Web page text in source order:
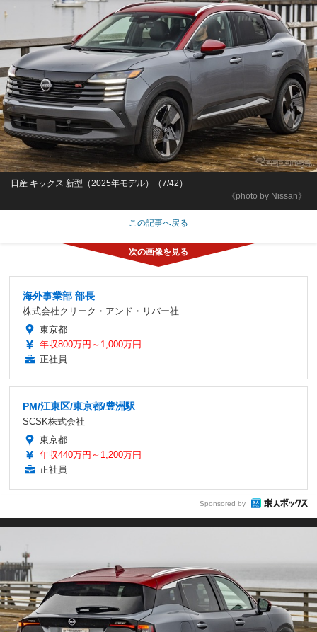
《photo by Nissan》
日産 キックス 新型（2025年モデル）（7/42）
この記事へ戻る
海外事業部 部長
株式会社クリーク・アンド・リバー社
東京都
年収800万円～1,000万円
正社員
PM/江東区/東京都/豊洲駅
SCSK株式会社
東京都
年収440万円～1,200万円
正社員
Sponsored by